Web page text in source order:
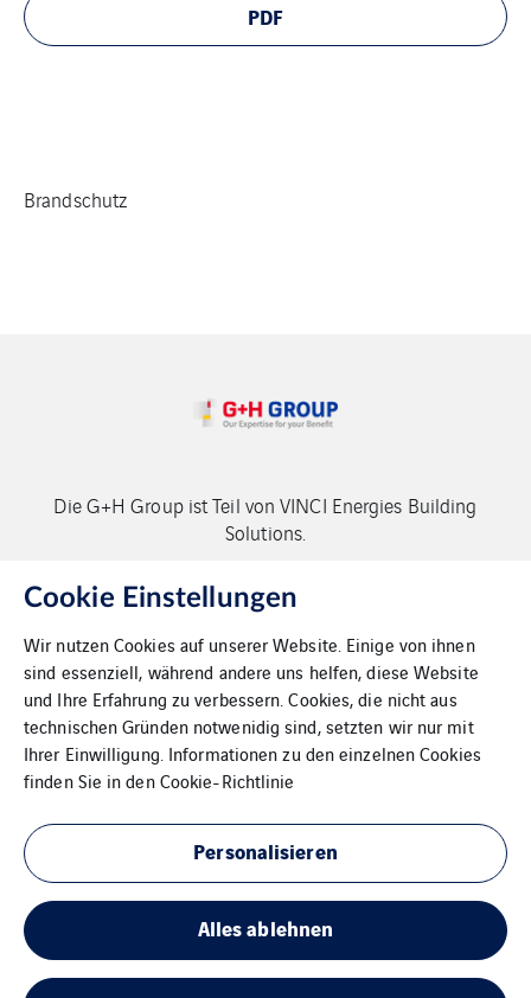
PDF
Brandschutz
Die G+H Group ist Teil von VINCI Energies Building
Solutions.
Copyright G+H Group
Kontakt
Datenschutz
Impressum
Sitemap
Cookie Einstellungen
Wir nutzen Cookies auf unserer Website. Einige von ihnen
sind essenziell, während andere uns helfen, diese Website
und Ihre Erfahrung zu verbessern. Cookies, die nicht aus
technischen Gründen notwenidig sind, setzten wir nur mit
Ihrer Einwilligung. Informationen zu den einzelnen Cookies
finden Sie in denCookie-Richtlinie
Personalisieren
Alles ablehnen